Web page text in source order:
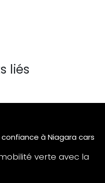
liés
à Niagara cars
verte avec la